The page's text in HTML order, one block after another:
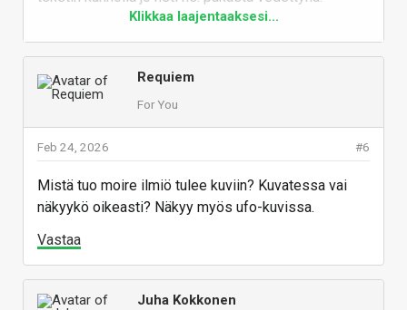
kirkautta jos/kun se alkoi ajan myötä hiipumaan.
Vastaa
Klikkaa laajentaaksesi...
Requiem
For You
#6
Feb 24, 2026
Mistä tuo moire ilmiö tulee kuviin? Kuvatessa vai
näkyykö oikeasti? Näkyy myös ufo-kuvissa.
Vastaa
Juha Kokkonen